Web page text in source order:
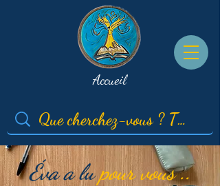
Accueil
Éva a lupour vous ..